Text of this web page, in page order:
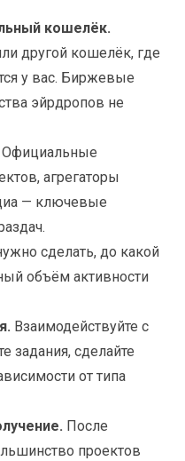
кошелёк.
другой кошелёк, где
у вас. Биржевые
эйрдропов не
Официальные
агрегаторы
— ключевые
сделать, до какой
объём активности
Взаимодействуйте с
задания, сделайте
от типа
После
проектов